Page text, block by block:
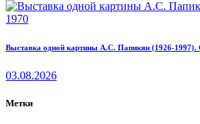
Выставка одной картины А.С. Папикян (1926-1997).
03.08.2026
Метки